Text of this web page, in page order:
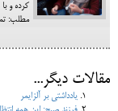
مطلب:
مقالات دیگر...
یادداشتی بر آلزایمر